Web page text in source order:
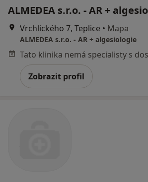
ALMEDEA s.r.o. - AR +
Vrchlického 7, Teplice • Mapa
ALMEDEA s.r.o. - AR + algesiologie
Zobrazit profil